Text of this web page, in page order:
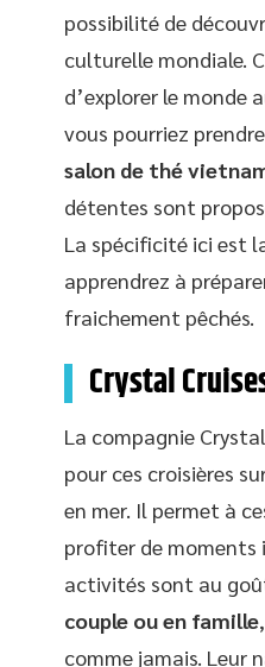
possibilité de
culturelle mondiale.
d’explorer le monde
vous pourriez prendre
salon de thé
détentes sont
La spécificité ici est
apprendrez à
fraichement pêchés.
Crystal
La compagnie
pour ces croisières
en mer. Il permet à
profiter de moments
activités sont au
couple ou en famille
comme jamais. Leur